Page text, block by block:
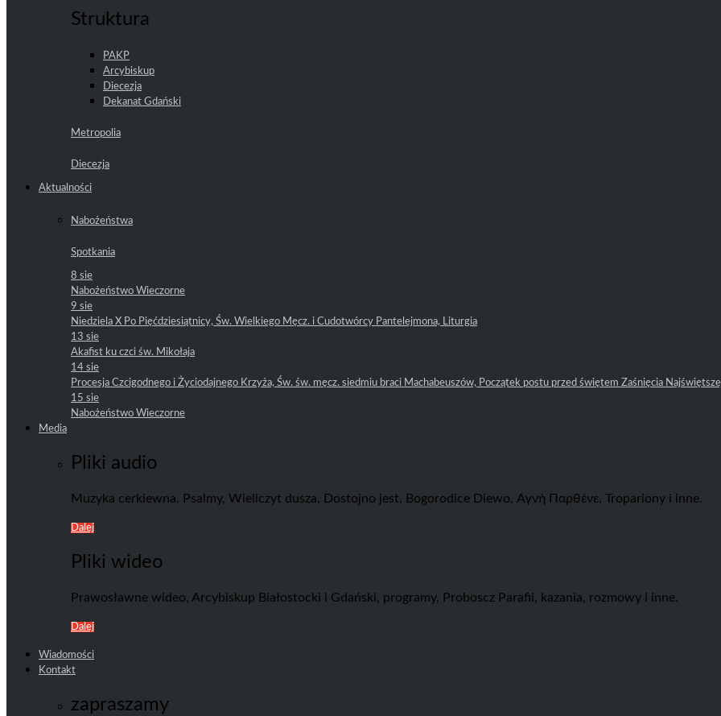
Struktura
PAKP
Arcybiskup
Diecezja
Dekanat Gdański
Metropolia
Diecezja
Aktualności
Nabożeństwa
Spotkania
8 sie
Nabożeństwo Wieczorne
9 sie
Niedziela X Po Pięćdziesiątnicy, Św. Wielkiego Męcz. i Cudotwórcy Pantelejmona, Liturgia
13 sie
Akafist ku czci św. Mikołaja
14 sie
Procesja Czcigodnego i Życiodajnego Krzyża, Św. św. męcz. siedmiu braci Machabeuszów, Początek postu przed świętem Zaśnięcia
15 sie
Nabożeństwo Wieczorne
Media
Pliki audio
Muzyka cerkiewna. Psalmy, Wieliczyt dusza, Dostojno jest, Bogorodice Diewo, Αγνή Пαρθένε, Tropariony i inne.
Dalej
Pliki wideo
Prawosławne wideo, Arcybiskup Białostocki i Gdański, programy, Proboscz Parafii, kazania, rozmowy i inne.
Dalej
Wiadomości
Kontakt
zapraszamy